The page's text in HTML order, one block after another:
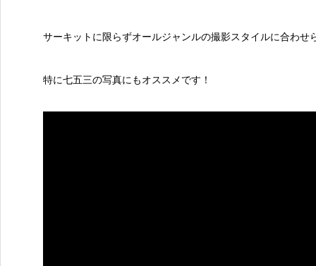
サーキットに限らずオールジャンルの撮影スタイルに合わせ
特に七五三の写真にもオススメです！